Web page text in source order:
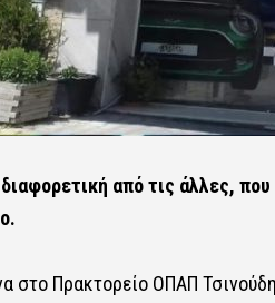
από τις άλλες,
στο Πρακτορείο ΟΠΑΠ